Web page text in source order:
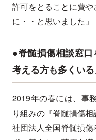
許可をとることに費
に・・と思いました」
●脊髄損傷相談窓
考える方も多くいる
2019年の春には、事
り組みの『脊髄損傷
社団法人全国脊髄損